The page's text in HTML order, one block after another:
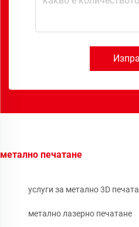
метално печатане
услуги за метално 3D
метално лазерно печатане